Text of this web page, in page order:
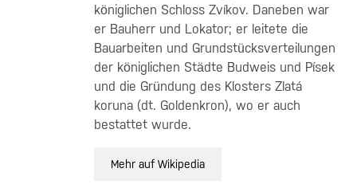
königlichen Schloss Zvíkov. Daneben war
er Bauherr und Lokator; er leitete die
Bauarbeiten und Grundstücksverteilungen
der königlichen Städte Budweis und Písek
und die Gründung des Klosters Zlatá
koruna (dt. Goldenkron), wo er auch
bestattet wurde.
Mehr auf Wikipedia